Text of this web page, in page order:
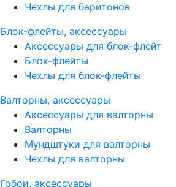
Чехлы для баритонов
Блок-флейты, аксессуары
Аксессуары для блок-флейт
Блок-флейты
Чехлы для блок-флейты
Валторны, аксессуары
Аксессуары для валторны
Валторны
Мундштуки для валторны
Чехлы для валторны
Гобои, аксессуары